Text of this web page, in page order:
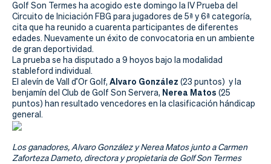
La
Federación
Federarse
Jugar
Aprender
Golf Son Termes ha acogido este domingo la IV Prueba del
Circuito de Iniciación FBG para jugadores de 5ª y 6ª categoría,
cita que ha reunido a cuarenta participantes de diferentes
edades. Nuevamente un éxito de convocatoria en un ambiente
de gran deportividad.
La prueba se ha disputado a 9 hoyos bajo la modalidad
stableford individual.
El alevín de Vall d’Or Golf, Alvaro González (23 puntos) y la
benjamín del Club de Golf Son Servera, Nerea Matos (25
puntos) han resultado vencedores en la clasificación hándicap
general.
Los ganadores, Alvaro González y Nerea Matos junto a Carmen
Zaforteza Dameto, directora y propietaria de Golf Son Termes